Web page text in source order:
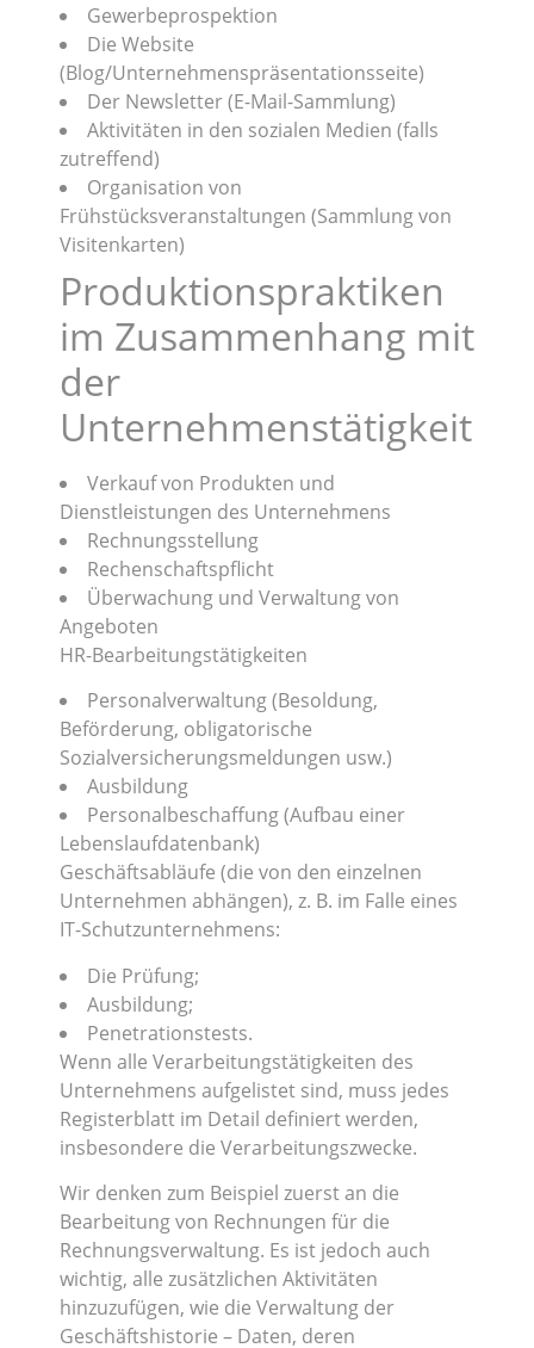
Gewerbeprospektion
Die Website
(Blog/Unternehmenspräsentationsseite)
Der Newsletter (E-Mail-Sammlung)
Aktivitäten in den sozialen Medien (falls
zutreffend)
Organisation von
Frühstücksveranstaltungen (Sammlung von
Visitenkarten)
Produktionspraktiken
im Zusammenhang mit
der
Unternehmenstätigkeit
Verkauf von Produkten und
Dienstleistungen des Unternehmens
Rechnungsstellung
Rechenschaftspflicht
Überwachung und Verwaltung von
Angeboten
HR-Bearbeitungstätigkeiten
Personalverwaltung (Besoldung,
Beförderung, obligatorische
Sozialversicherungsmeldungen usw.)
Ausbildung
Personalbeschaffung (Aufbau einer
Lebenslaufdatenbank)
Geschäftsabläufe (die von den einzelnen
Unternehmen abhängen), z. B. im Falle eines
IT-Schutzunternehmens:
Die Prüfung;
Ausbildung;
Penetrationstests.
Wenn alle Verarbeitungstätigkeiten des
Unternehmens aufgelistet sind, muss jedes
Registerblatt im Detail definiert werden,
insbesondere die Verarbeitungszwecke.
Wir denken zum Beispiel zuerst an die
Bearbeitung von Rechnungen für die
Rechnungsverwaltung. Es ist jedoch auch
wichtig, alle zusätzlichen Aktivitäten
hinzuzufügen, wie die Verwaltung der
Geschäftshistorie – Daten, deren